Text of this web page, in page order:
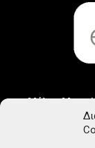
Μέλος